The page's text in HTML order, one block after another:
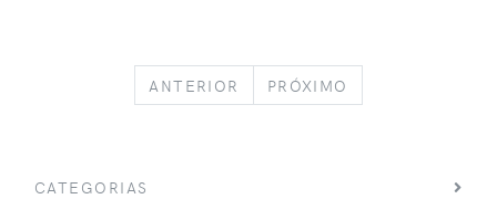
ANTERIOR PREVIOUS
PRÓXIMO
CATEGORIAS